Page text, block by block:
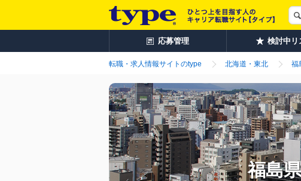
応募管理 検討中リ
転職・求人情報サイトのtype 北海道・東北 福
福島